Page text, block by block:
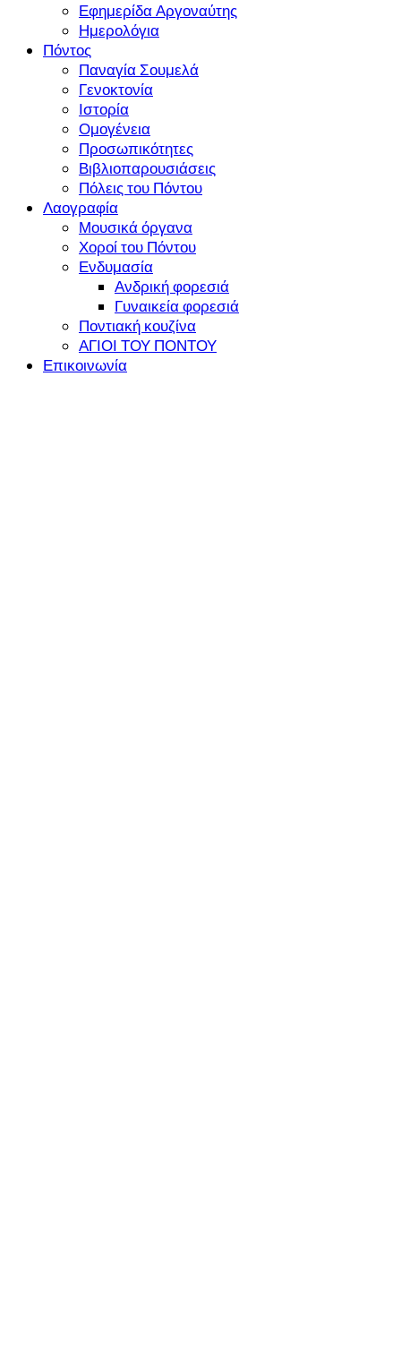
Εφημερίδα Αργοναύτης
Ημερολόγια
Πόντος
Παναγία Σουμελά
Γενοκτονία
Ιστορία
Ομογένεια
Προσωπικότητες
Βιβλιοπαρουσιάσεις
Πόλεις του Πόντου
Λαογραφία
Μουσικά όργανα
Χοροί του Πόντου
Ενδυμασία
Ανδρική φορεσιά
Γυναικεία φορεσιά
Ποντιακή κουζίνα
ΑΓΙΟΙ ΤΟΥ ΠΟΝΤΟΥ
Επικοινωνία